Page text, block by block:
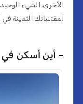
الأخرى. الشيء
لمقتنياتك الثمينة
– أين أسكن